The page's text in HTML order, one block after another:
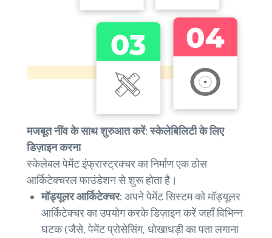
मजबूत नींव के साथ शुरुआत करें: स्केलेबिलिटी के लिए
डिज़ाइन करना
स्केलेबल पेमेंट इंफ्रास्ट्रक्चर का निर्माण एक ठोस
आर्किटेक्चरल फाउंडेशन से शुरू होता है।
मॉड्यूलर आर्किटेक्चर: अपने पेमेंट सिस्टम को मॉड्यूलर
आर्किटेक्चर का उपयोग करके डिज़ाइन करें जहाँ विभिन्न
घटक (जैसे, पेमेंट प्रोसेसिंग, धोखाधड़ी का पता लगाना